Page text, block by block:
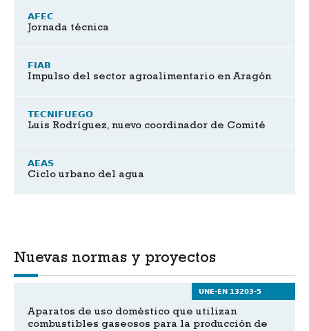
AFEC
Jornada técnica
FIAB
Impulso del sector agroalimentario en Aragón
TECNIFUEGO
Luis Rodríguez, nuevo coordinador de Comité
AEAS
Ciclo urbano del agua
Nuevas normas y proyectos
UNE-EN 13203-5
Aparatos de uso doméstico que utilizan
combustibles gaseosos para la producción de